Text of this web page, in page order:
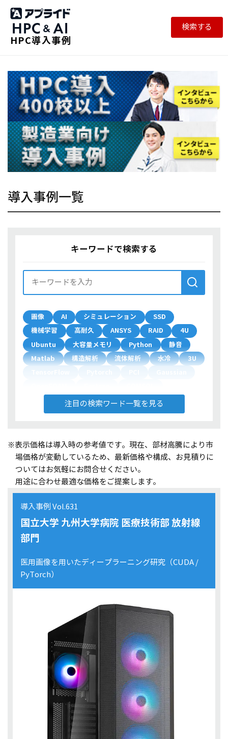
HPC導入事例
検索する
導入事例一覧
キーワードで検索する
画像 AI シミュレーション
SSD
機械学習
高耐久 ANSYS RAID
4U
Ubuntu
大容量メモリ Python
静音
Matlab
構造解析 流体解析 水冷
3U
デュアルブート
200V
自然言語
タンパク質
製品開発 LAMMPS
Wien2k
第一原理計算
RNA
量子化学計算
COMSOL Multiphysics
複数GPU
DeepLearning
OpenMP
ビックデータ
4K
データサイエンス
ホットスワップ
MPI
音響
言語モデル
NVIDIA H200
NVIDIA RTX PRO 6000 Blackwell
DGX spark
注目の検索ワード一覧を見る
※表示価格は導入時の参考値です。現在、部材高騰により市
場価格が変動しているため、最新価格や構成、お見積りに
ついてはお気軽にお問合せください。
用途に合わせ最適な価格をご提案します。
導入事例 Vol.631
国立大学 九州大学病院 医療技術部 放射線
部門
医用画像を用いたディープラーニング研究（CUDA /
PyTorch）